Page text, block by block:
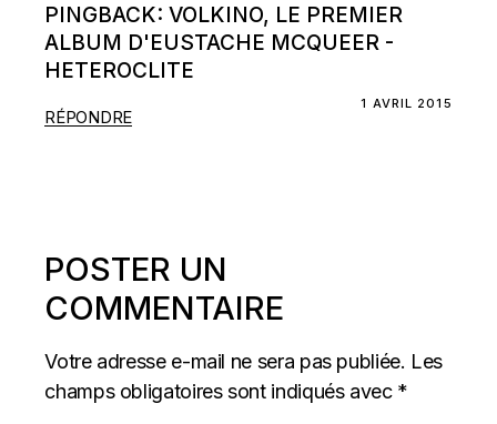
PINGBACK:VOLKINO, LE PREMIER
ALBUM D'EUSTACHE MCQUEER -
HETEROCLITE
1 AVRIL 2015
RÉPONDRE
POSTER UN
COMMENTAIRE
Votre adresse e-mail ne sera pas publiée. Les
champs obligatoires sont indiqués avec *